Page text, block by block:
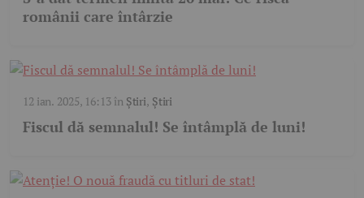
românii care întârzie
12 ian. 2025, 16:13în Știri, Știri
Fiscul dă semnalul! Se întâmplă de luni!